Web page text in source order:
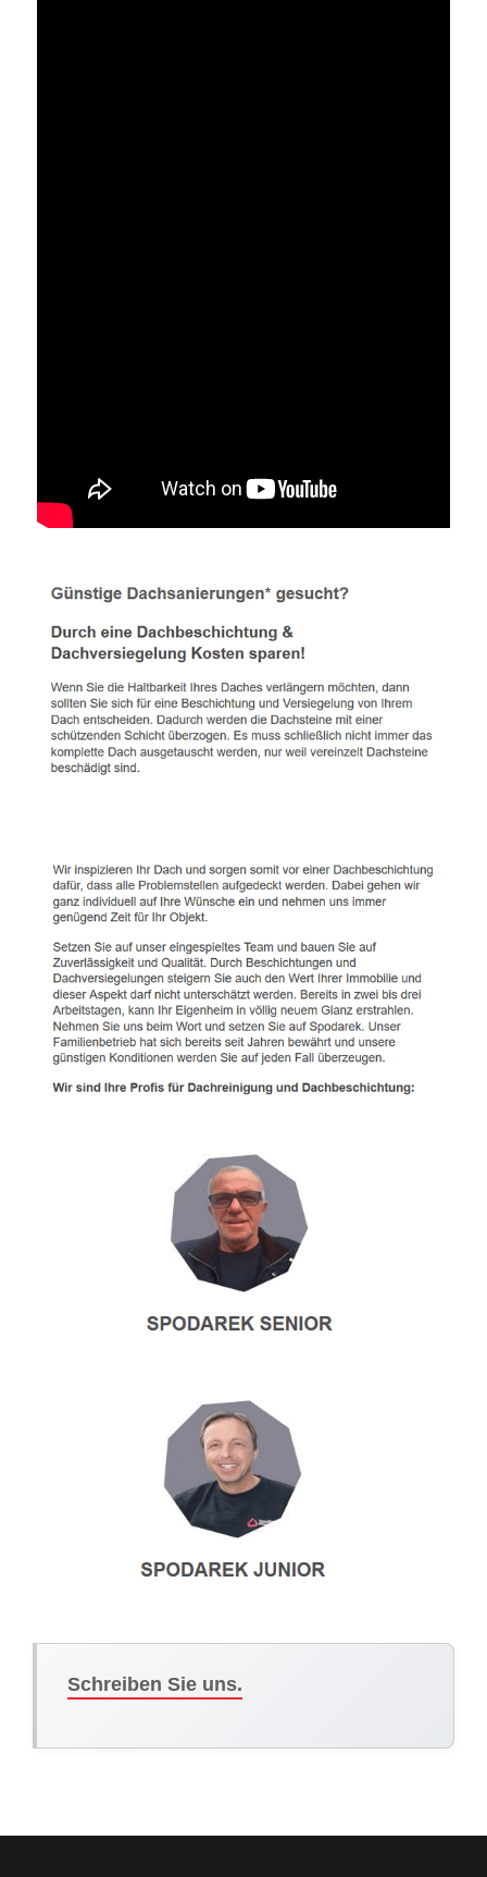
Schreiben Sie uns.